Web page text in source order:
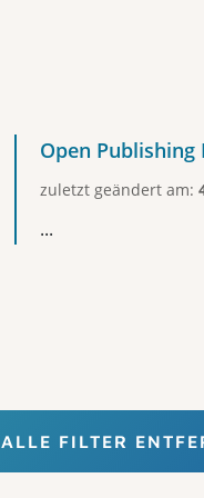
Open Publishing
zuletzt geändert am:
...
ALLE FILTER